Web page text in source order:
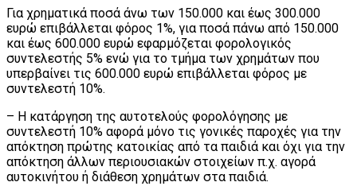
Για χρηματικά ποσά άνω των 150.000 και έως 300.000
ευρώ επιβάλλεται φόρος 1%, για ποσά πάνω από 150.000
και έως 600.000 ευρώ εφαρμόζεται φορολογικός
συντελεστής 5% ενώ για το τμήμα των χρημάτων που
υπερβαίνει τις 600.000 ευρώ επιβάλλεται φόρος με
συντελεστή 10%.
– Η κατάργηση της αυτοτελούς φορολόγησης με
συντελεστή 10% αφορά μόνο τις γονικές παροχές για την
απόκτηση πρώτης κατοικίας από τα παιδιά και όχι για την
απόκτηση άλλων περιουσιακών στοιχείων π.χ. αγορά
αυτοκινήτου ή διάθεση χρημάτων στα παιδιά.